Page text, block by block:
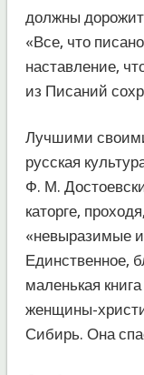
должны
«Все, что
наставление,
из Писаний
Лучшими
русская
Ф. М.
каторге,
«невыразимые
Единственное,
маленькая
женщины-
Сибирь. Она